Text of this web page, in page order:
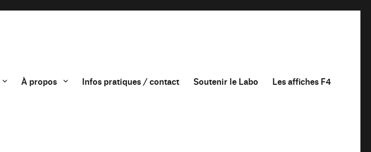
À propos Infos pratiques / contact Soutenir le Labo Les affiches F4